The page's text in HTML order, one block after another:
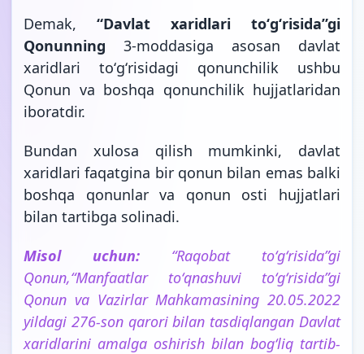
Demak, “Davlat xaridlari toʻgʻrisida”gi
Qonunning 3-moddasiga asosan davlat
xaridlari toʻgʻrisidagi qonunchilik ushbu
Qonun va boshqa qonunchilik hujjatlaridan
iboratdir.
Bundan xulosa qilish mumkinki, davlat
xaridlari faqatgina bir qonun bilan emas balki
boshqa qonunlar va qonun osti hujjatlari
bilan tartibga solinadi.
Misol uchun: “Raqobat toʻgʻrisida”gi
Qonun,“Manfaatlar toʻqnashuvi toʻgʻrisida”gi
Qonun va Vazirlar Mahkamasining 20.05.2022
yildagi 276-son qarori bilan tasdiqlangan Davlat
xaridlarini amalga oshirish bilan bogʻliq tartib-